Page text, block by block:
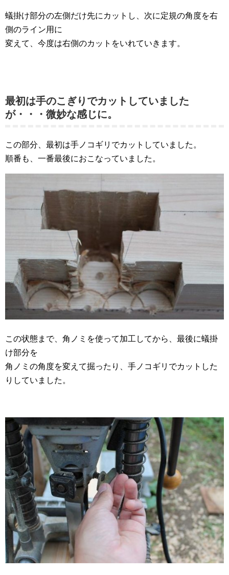
蟻掛け部分の左側だけ先にカットし、次に定規の角度を右
側のライン用に
変えて、今度は右側のカットをいれていきます。
最初は手のこぎりでカットしていました
が・・・微妙な感じに。
この部分、最初は手ノコギリでカットしていました。
順番も、一番最後におこなっていました。
この状態まで、角ノミを使って加工してから、最後に蟻掛
け部分を
角ノミの角度を変えて掘ったり、手ノコギリでカットした
りしていました。